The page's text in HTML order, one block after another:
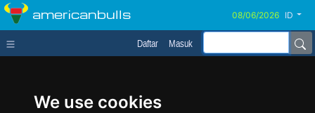
We use cookies
americanbulls ID
Daftar Masuk